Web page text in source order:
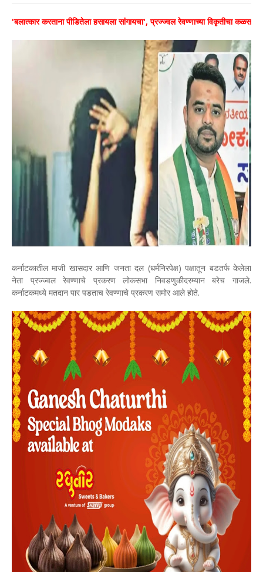
'बलात्कार करताना पीडितेला हसायला सांगायचा', प्रज्ज्वल रेवण्णाच्या विकृतीचा कळस
कर्नाटकातील माजी खासदार आणि जनता दल (धर्मनिरपेक्ष) पक्षातून बडतर्फ केलेला
नेता प्रज्ज्वल रेवण्णाचे प्रकरण लोकसभा निवडणुकीदरम्यान बरेच गाजले.
कर्नाटकमध्ये मतदान पार पडताच रेवण्णाचे प्रकरण समोर आले होते.